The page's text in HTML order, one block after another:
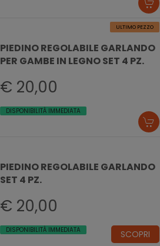
ULTIMO PEZZO
PIEDINO REGOLABILE GARLANDO
PER GAMBE IN LEGNO SET 4 PZ.
€ 20,00
DISPONIBILITÀ IMMEDIATA
PIEDINO REGOLABILE GARLANDO
SET 4 PZ.
€ 20,00
DISPONIBILITÀ IMMEDIATA SCOPRI